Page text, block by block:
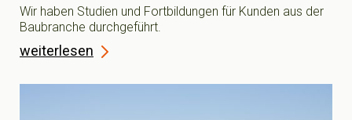
Wir haben Studien und Fortbildungen für Kunden aus der
Baubranche durchgeführt.
weiterlesen